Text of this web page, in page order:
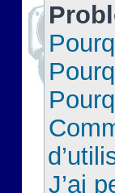
J’ai